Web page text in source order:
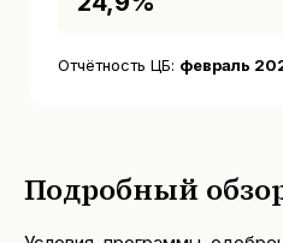
Отчётность ЦБ: февраль
Подробный